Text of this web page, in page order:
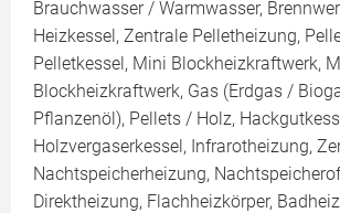
Brauchwasser / Warmwasser,
Heizkessel, Zentrale Pelletheizung,
Pelletkessel, Mini Blockheizkraftwerk,
Blockheizkraftwerk, Gas (Erdgas /
Pflanzenöl), Pellets / Holz,
Holzvergaserkessel, Infrarotheizung,
Nachtspeicherheizung,
Direktheizung, Flachheizkörper,